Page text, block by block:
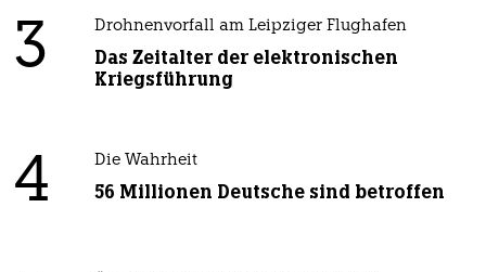
3 Drohnenvorfall am Leipziger Flughafen
Das Zeitalter der elektronischen
Kriegsführung
4 Die Wahrheit
56 Millionen Deutsche sind betroffen